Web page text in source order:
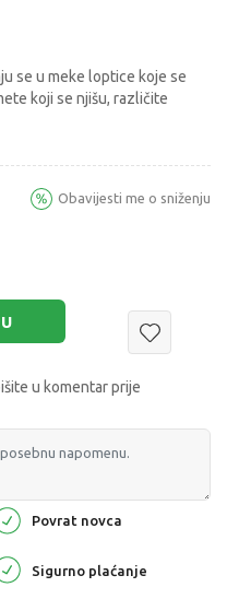
se u meke loptice koje se
koji se njišu, različite
Obavijesti me o sniženju
u komentar prije
Povrat novca
Sigurno plaćanje